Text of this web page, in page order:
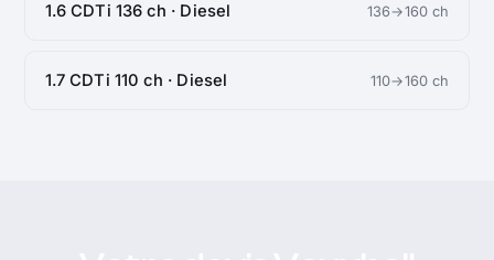
1.6 CDTi 136 ch · Diesel 136→160 ch
1.7 CDTi 110 ch · Diesel 110→160 ch